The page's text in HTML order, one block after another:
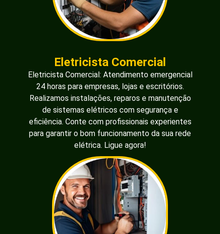
Eletricista Comercial
Eletricista Comercial: Atendimento emergencial
24 horas para empresas, lojas e escritórios.
Realizamos instalações, reparos e manutenção
de sistemas elétricos com segurança e
eficiência. Conte com profissionais experientes
para garantir o bom funcionamento da sua rede
elétrica. Ligue agora!